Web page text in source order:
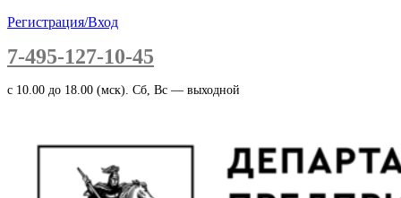
Регистрация/Вход
7-495-127-10-45
c 10.00 до 18.00 (мск). Сб, Вс — выходной